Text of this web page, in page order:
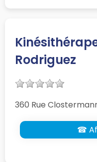
Rodriguez
360 Rue
☎